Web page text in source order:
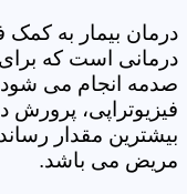
درمان بیمار به
درمانی است که برای
صدمه انجام می
فیزیوتراپی، پرورش
بیشترین مقدار
مریض می باشد.